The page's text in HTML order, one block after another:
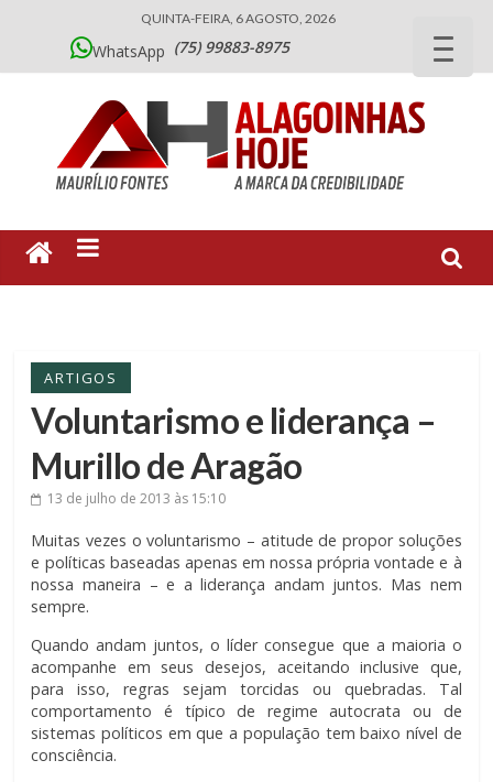
QUINTA-FEIRA, 6 AGOSTO, 2026
WhatsApp (75) 99883-8975
ARTIGOS
Voluntarismo e liderança –
Murillo de Aragão
13 de julho de 2013 às 15:10
Muitas vezes o voluntarismo – atitude de propor soluções
e políticas baseadas apenas em nossa própria vontade e à
nossa maneira – e a liderança andam juntos. Mas nem
sempre.
Quando andam juntos, o líder consegue que a maioria o
acompanhe em seus desejos, aceitando inclusive que,
para isso, regras sejam torcidas ou quebradas. Tal
comportamento é típico de regime autocrata ou de
sistemas políticos em que a população tem baixo nível de
consciência.